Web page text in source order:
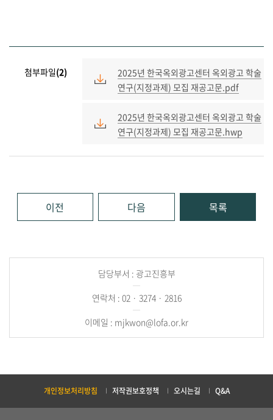
첨부파일(2)
2025년 한국옥외광고센터 옥외광고 학술
연구(지정과제) 모집 재공고문.pdf
2025년 한국옥외광고센터 옥외광고 학술
연구(지정과제) 모집 재공고문.hwp
이전 다음 목록
담당부서 : 광고진흥부
연락처 : 02 · 3274 · 2816
이메일 : mjkwon@lofa.or.kr
개인정보처리방침 저작권보호정책 오시는길 Q&A